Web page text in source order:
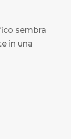
sembra
in una